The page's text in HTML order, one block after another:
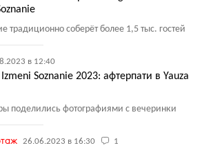
традиционно соберёт более 1,5 тыс. гостей
в 12:40
Soznanie 2023: афтерпати в Yauza
поделились фотографиями с вечеринки
26.06.2023 в 16:30 1